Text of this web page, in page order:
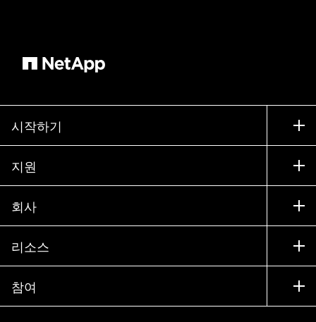
시작하기
구입 방법
세일즈 팀 연락처
파트너 찾기
경영진 브리핑
제품 소개
지원
지원
교육
설명서
커뮤니티
회사
회사
파트너
채용
리소스
뉴스룸
이벤트
참여